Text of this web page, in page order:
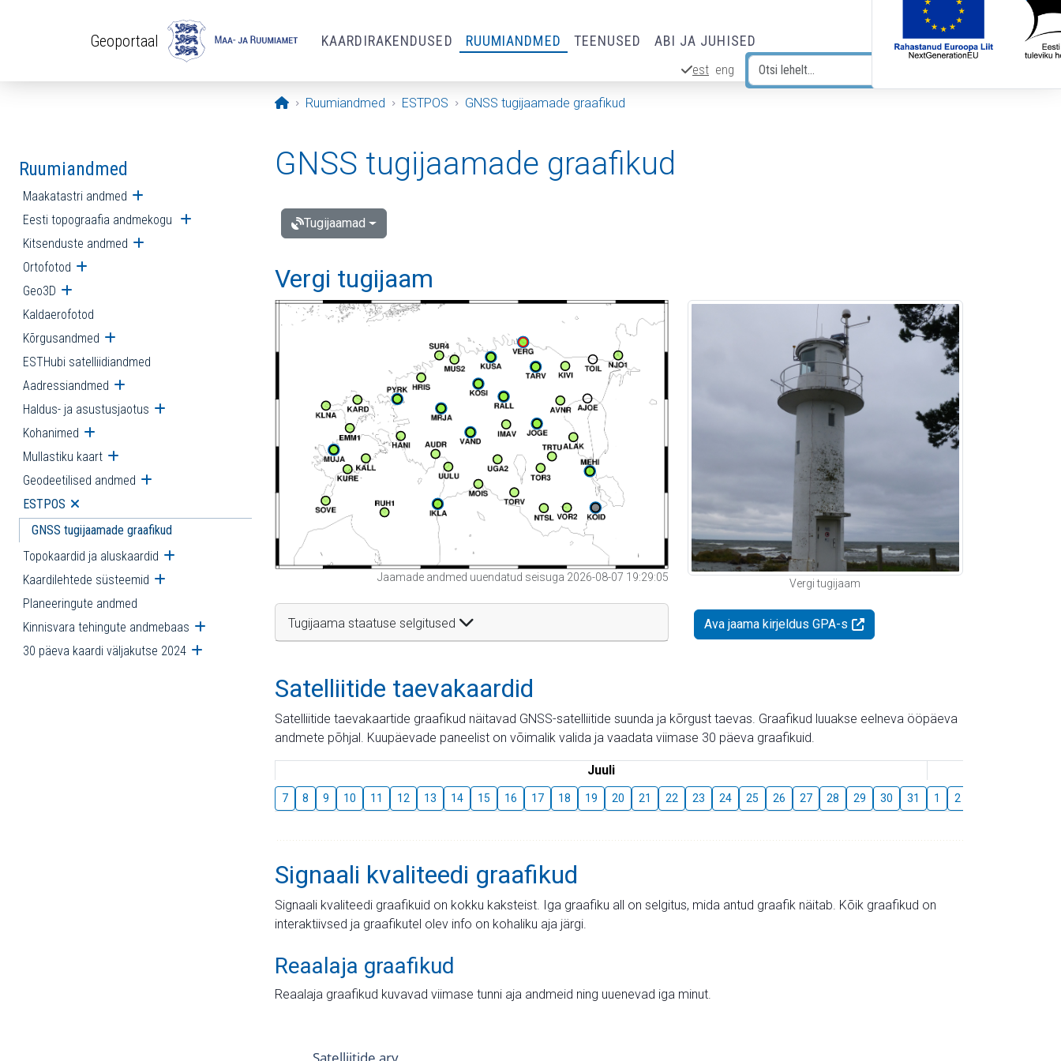
Geoportaal KAARDIRAKENDUSED RUUMIANDMED TEENUSED ABI JA JUHISED
est eng
Avaleht
Ruumiandmed ESTPOS GNSS tugijaamade graafikud
Ruumiandmed
Maakatastri andmed Ava alammenüü
Eesti topograafia andmekogu Ava alammenüü
Kitsenduste andmed Ava alammenüü
Ortofotod Ava alammenüü
Geo3D Ava alammenüü
Kaldaerofotod
Kõrgusandmed Ava alammenüü
ESTHubi satelliidiandmed
Aadressiandmed Ava alammenüü
Haldus- ja asustusjaotus Ava alammenüü
Kohanimed Ava alammenüü
Mullastiku kaart Ava alammenüü
Geodeetilised andmed Ava alammenüü
ESTPOS Ava alammenüü
GNSS tugijaamade graafikud
Topokaardid ja aluskaardid Ava alammenüü
Kaardilehtede süsteemid Ava alammenüü
Planeeringute andmed
Kinnisvara tehingute andmebaas Ava alammenüü
30 päeva kaardi väljakutse 2024 Ava alammenüü
GNSS tugijaamade graafikud
Tugijaamad
Vergi tugijaam
Jaamade andmed uuendatud seisuga 2026-08-07 19:29:05
Tugijaama staatuse selgitused
Vergi tugijaam
Ava jaama kirjeldus GPA-s
Satelliitide taevakaardid
Satelliitide taevakaartide graafikud näitavad GNSS-satelliitide suunda ja kõrgust taevas. Graafikud luuakse eelneva ööpäeva
andmete põhjal. Kuupäevade paneelist on võimalik valida ja vaadata viimase 30 päeva graafikuid.
Juuli
7 8 9 10 11 12 13 14 15 16 17 18 19 20 21 22 23 24 25 26 27 28 29 30 31 1 2
Signaali kvaliteedi graafikud
Signaali kvaliteedi graafikuid on kokku kaksteist. Iga graafiku all on selgitus, mida antud graafik näitab. Kõik graafikud on
interaktiivsed ja graafikutel olev info on kohaliku aja järgi.
Reaalaja graafikud
Reaalaja graafikud kuvavad viimase tunni aja andmeid ning uuenevad iga minut.